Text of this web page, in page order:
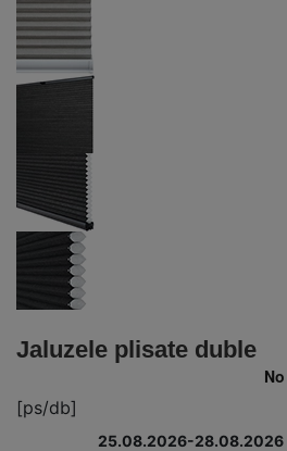
Jaluzele plisate duble
[ps/db]
25.08.2026-28.08.2026